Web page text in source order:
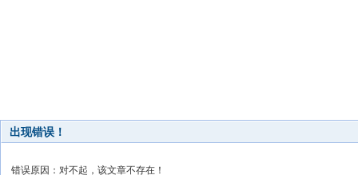
出现错误！
错误原因：对不起，该文章不存在！